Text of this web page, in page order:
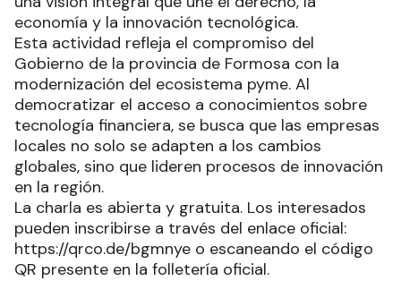
economía y la innovación tecnológica.
Esta actividad refleja el compromiso del
Gobierno de la provincia de Formosa con la
modernización del ecosistema pyme. Al
democratizar el acceso a conocimientos sobre
tecnología financiera, se busca que las empresas
locales no solo se adapten a los cambios
globales, sino que lideren procesos de innovación
en la región.
La charla es abierta y gratuita. Los interesados
pueden inscribirse a través del enlace oficial:
https://qrco.de/bgmnye o escaneando el código
QR presente en la folletería oficial.